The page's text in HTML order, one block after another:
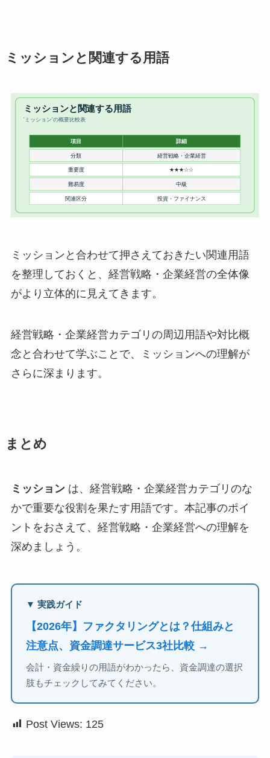
ミッションと関連する用語
ミッションと合わせて押さえておきたい関連用語
を整理しておくと、経営戦略・企業経営の全体像
がより立体的に見えてきます。
経営戦略・企業経営カテゴリの周辺用語や対比概
念と合わせて学ぶことで、ミッションへの理解が
さらに深まります。
まとめ
ミッションは、経営戦略・企業経営カテゴリのな
かで重要な役割を果たす用語です。本記事のポイ
ントをおさえて、経営戦略・企業経営への理解を
深めましょう。
▼ 実践ガイド
【2026年】ファクタリングとは？仕組みと
注意点、資金調達サービス3社比較 →
会計・資金繰りの用語がわかったら、資金調達の選択
肢もチェックしてみてください。
Post Views: 125